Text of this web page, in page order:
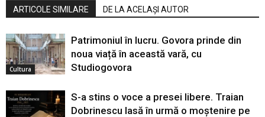
ARTICOLE SIMILARE DE LA ACELAȘI AUTOR
Cultura
Patrimoniul în lucru. Govora prinde din
noua viață în această vară, cu
Studiogovora
S-a stins o voce a presei libere. Traian
Dobrinescu lasă în urmă o moștenire pe